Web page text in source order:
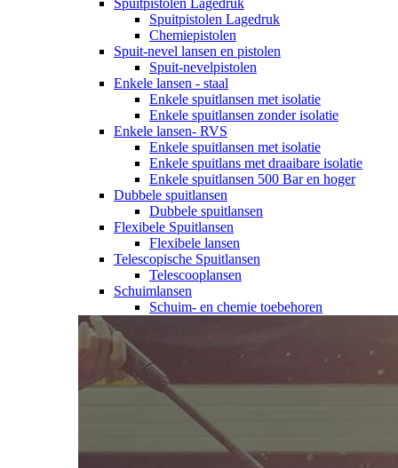
Spuitpistolen Lagedruk
Spuitpistolen Lagedruk
Chemiepistolen
Spuit-nevel lansen en pistolen
Spuit-nevelpistolen
Enkele lansen - staal
Enkele spuitlansen met isolatie
Enkele spuitlansen zonder isolatie
Enkele lansen- RVS
Enkele spuitlansen met isolatie
Enkele spuitlans met draaibare isolatie
Enkele spuitlansen 500 Bar en hoger
Dubbele spuitlansen
Dubbele spuitlansen
Flexibele Spuitlansen
Flexibele lansen
Telescopische Spuitlansen
Telescooplansen
Schuimlansen
Schuim- en chemie toebehoren